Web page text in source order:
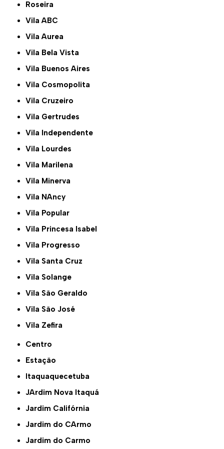
Roseira
Vila ABC
Vila Aurea
Vila Bela Vista
Vila Buenos Aires
Vila Cosmopolita
Vila Cruzeiro
Vila Gertrudes
Vila Independente
Vila Lourdes
Vila Marilena
Vila Minerva
Vila NAncy
Vila Popular
Vila Princesa Isabel
Vila Progresso
Vila Santa Cruz
Vila Solange
Vila São Geraldo
Vila São José
Vila Zefira
Centro
Estação
Itaquaquecetuba
JArdim Nova Itaquá
Jardim Califórnia
Jardim do CArmo
Jardim do Carmo